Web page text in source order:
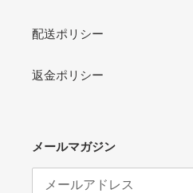
配送ポリシー
返金ポリシー
メールマガジン